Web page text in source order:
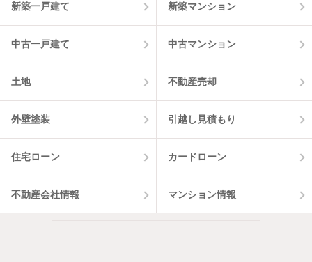
新築一戸建て 新築マンション
中古一戸建て 中古マンション
土地 不動産売却
外壁塗装 引越し見積もり
住宅ローン カードローン
不動産会社情報 マンション情報